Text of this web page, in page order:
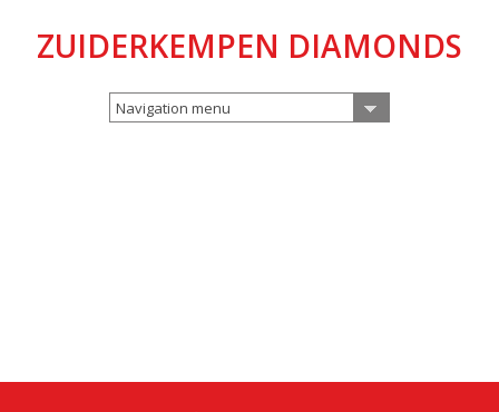
ZUIDERKEMPEN DIAMONDS
Navigation menu